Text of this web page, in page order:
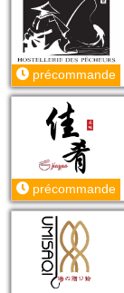
précommande
précommande